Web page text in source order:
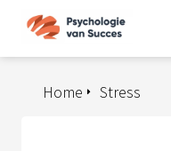
Stress
Home